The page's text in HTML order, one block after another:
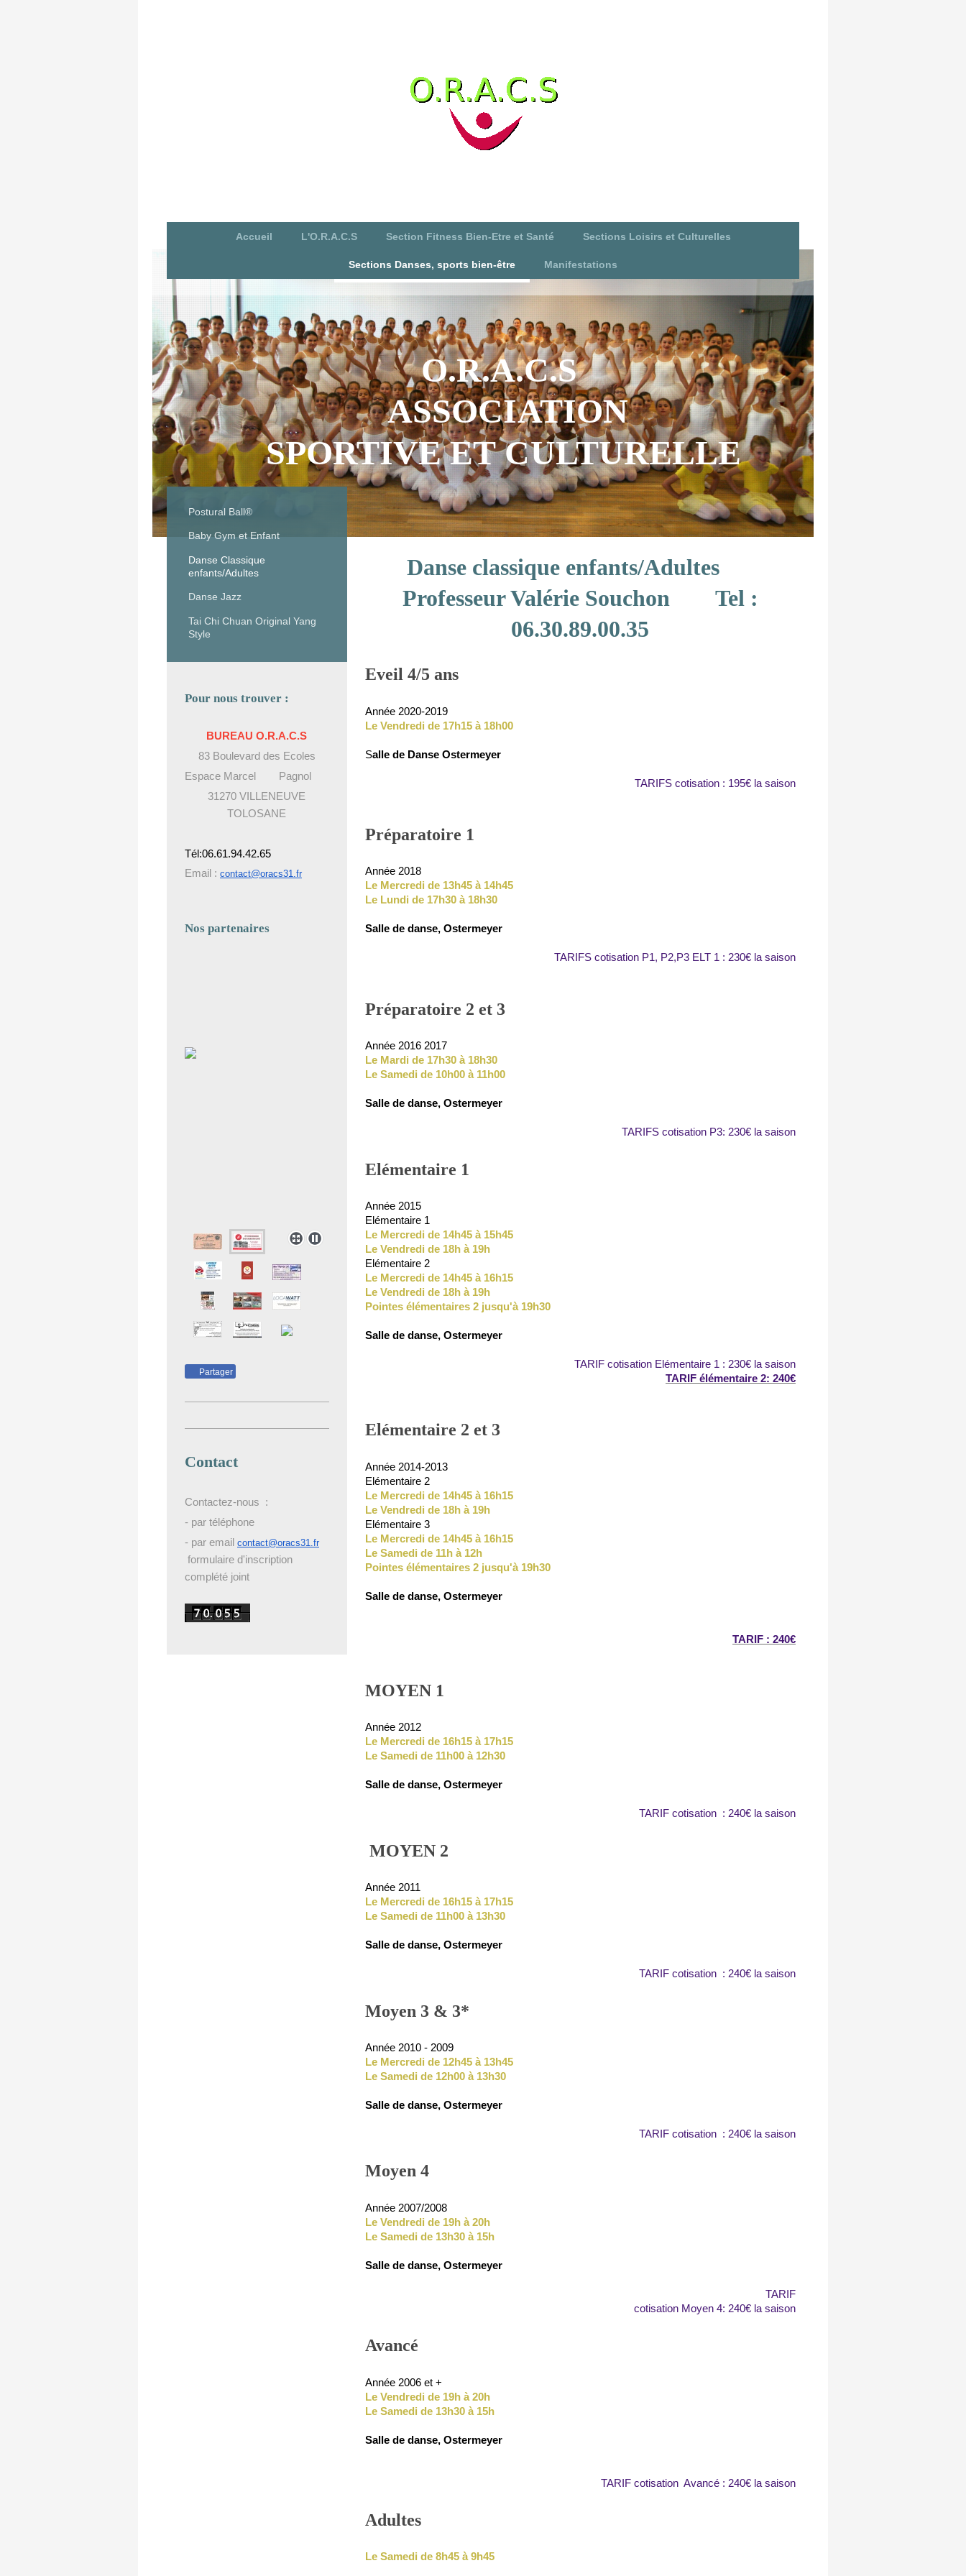
Accueil L'O.R.A.C.S Section Fitness Bien-Etre et Santé Sections Loisirs et Culturelles
Sections Danses, sports bien-être Manifestations
O.R.A.C.S
ASSOCIATION
SPORTIVE ET CULTURELLE
Danse classique enfants/Adultes
Professeur Valérie Souchon Tel :
06.30.89.00.35
Eveil 4/5 ans
Année 2020-2019
Le Vendredi de 17h15 à 18h00
Salle de Danse Ostermeyer
TARIFS cotisation : 195€ la saison
Préparatoire 1
Année 2018
Le Mercredi de 13h45 à 14h45
Le Lundi de 17h30 à 18h30
Salle de danse, Ostermeyer
TARIFS cotisation P1, P2,P3 ELT 1 : 230€ la saison
Préparatoire 2 et 3
Année 2016 2017
Le Mardi de 17h30 à 18h30
Le Samedi de 10h00 à 11h00
Salle de danse, Ostermeyer
TARIFS cotisation P3: 230€ la saison
Elémentaire 1
Année 2015
Elémentaire 1
Le Mercredi de 14h45 à 15h45
Le Vendredi de 18h à 19h
Elémentaire 2
Le Mercredi de 14h45 à 16h15
Le Vendredi de 18h à 19h
Pointes élémentaires 2 jusqu'à 19h30
Salle de danse, Ostermeyer
TARIF cotisation Elémentaire 1 : 230€ la saison
TARIF élémentaire 2: 240€
Elémentaire 2 et 3
Année 2014-2013
Elémentaire 2
Le Mercredi de 14h45 à 16h15
Le Vendredi de 18h à 19h
Elémentaire 3
Le Mercredi de 14h45 à 16h15
Le Samedi de 11h à 12h
Pointes élémentaires 2 jusqu'à 19h30
Salle de danse, Ostermeyer
TARIF : 240€
MOYEN 1
Année 2012
Le Mercredi de 16h15 à 17h15
Le Samedi de 11h00 à 12h30
Salle de danse, Ostermeyer
TARIF cotisation : 240€ la saison
MOYEN 2
Année 2011
Le Mercredi de 16h15 à 17h15
Le Samedi de 11h00 à 13h30
Salle de danse, Ostermeyer
TARIF cotisation : 240€ la saison
Moyen 3 & 3*
Année 2010 - 2009
Le Mercredi de 12h45 à 13h45
Le Samedi de 12h00 à 13h30
Salle de danse, Ostermeyer
TARIF cotisation : 240€ la saison
Moyen 4
Année 2007/2008
Le Vendredi de 19h à 20h
Le Samedi de 13h30 à 15h
Salle de danse, Ostermeyer
TARIF
cotisation Moyen 4: 240€ la saison
Avancé
Année 2006 et +
Le Vendredi de 19h à 20h
Le Samedi de 13h30 à 15h
Salle de danse, Ostermeyer
TARIF cotisation Avancé : 240€ la saison
Adultes
Le Samedi de 8h45 à 9h45
Postural Ball®
Baby Gym et Enfant
Danse Classique
enfants/Adultes
Danse Jazz
Tai Chi Chuan Original Yang
Style
Pour nous trouver :
BUREAU O.R.A.C.S
83 Boulevard des Ecoles
Espace Marcel Pagnol
31270 VILLENEUVE
TOLOSANE
Tél:06.61.94.42.65
Email : contact@oracs31.fr
Nos partenaires
Partager
Contact
Contactez-nous :
- par téléphone
- par email contact@oracs31.fr
formulaire d'inscription
complété joint